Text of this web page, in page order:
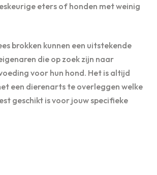
eters of honden met weinig
brokken kunnen een uitstekende
die op zoek zijn naar
voor hun hond. Het is altijd
een dierenarts te overleggen welke
geschikt is voor jouw specifieke